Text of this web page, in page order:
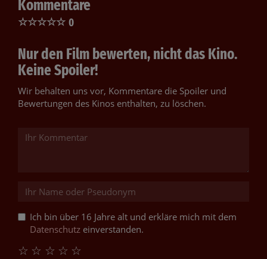
Kommentare
☆☆☆☆☆ 0
Nur den Film bewerten, nicht das Kino.
Keine Spoiler!
Wir behalten uns vor, Kommentare die Spoiler und
Bewertungen des Kinos enthalten, zu löschen.
Ich bin über 16 Jahre alt und erkläre mich mit dem
Datenschutz einverstanden.
☆
☆
☆
☆
☆